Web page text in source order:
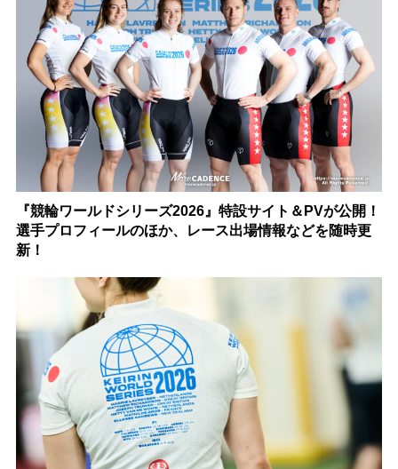
『競輪ワールドシリーズ2026』特設サイト＆PVが公開！
選手プロフィールのほか、レース出場情報などを随時更
新！